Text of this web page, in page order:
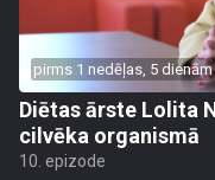
pirms 1 nedēļas, 5 dienām
Diētas ārste Lolita
cilvēka organismā
10. epizode